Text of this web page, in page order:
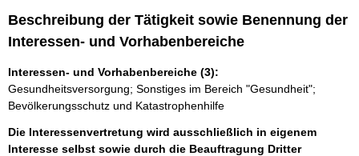
Beschreibung der Tätigkeit sowie Benennung der
Interessen- und Vorhabenbereiche
Interessen- und Vorhabenbereiche (3):
Gesundheitsversorgung; Sonstiges im Bereich "Gesundheit";
Bevölkerungsschutz und Katastrophenhilfe
Die Interessenvertretung wird ausschließlich in eigenem
Interesse selbst sowie durch die Beauftragung Dritter